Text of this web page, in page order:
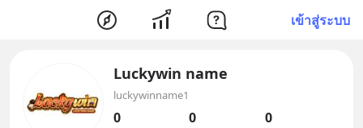
เข้าสู่ระบบ
Luckywin name
luckywinname1
0 0 0